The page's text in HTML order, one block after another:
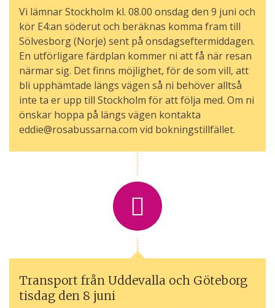
Vi lämnar Stockholm kl. 08.00 onsdag den 9 juni och
kör E4:an söderut och beräknas komma fram till
Sölvesborg (Norje) sent på onsdagseftermiddagen.
En utförligare färdplan kommer ni att få när resan
närmar sig. Det finns möjlighet, för de som vill, att
bli upphämtade längs vägen så ni behöver alltså
inte ta er upp till Stockholm för att följa med. Om ni
önskar hoppa på längs vägen kontakta
eddie@rosabussarna.com vid bokningstillfället.
Transport från Uddevalla och Göteborg
tisdag den 8 juni